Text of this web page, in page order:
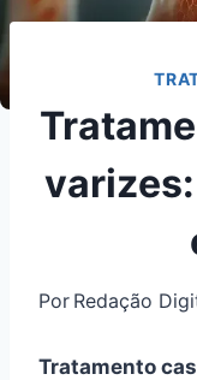
Por Redação
Tratamento